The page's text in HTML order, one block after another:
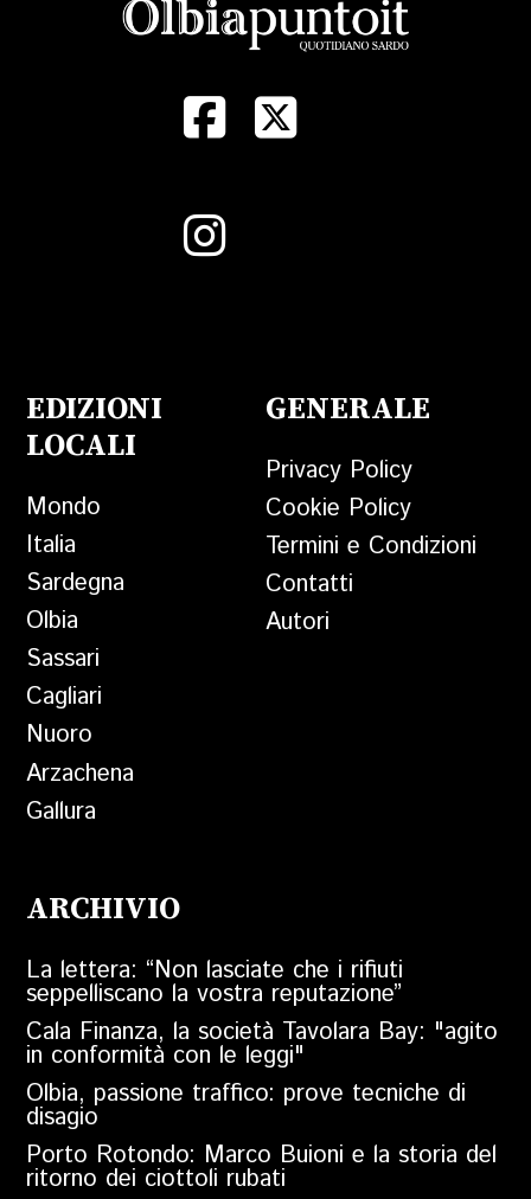
EDIZIONI
LOCALI
Mondo
Italia
Sardegna
Olbia
Sassari
Cagliari
Nuoro
Arzachena
Gallura
GENERALE
Privacy Policy
Cookie Policy
Termini e Condizioni
Contatti
Autori
ARCHIVIO
La lettera: “Non lasciate che i rifiuti
seppelliscano la vostra reputazione”
Cala Finanza, la società Tavolara Bay: "agito
in conformità con le leggi"
Olbia, passione traffico: prove tecniche di
disagio
Porto Rotondo: Marco Buioni e la storia del
ritorno dei ciottoli rubati